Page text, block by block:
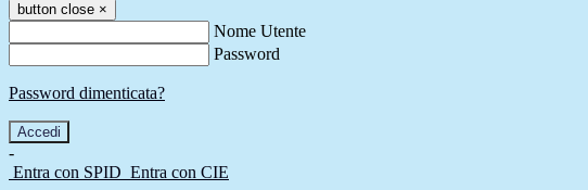
button close ×
Nome Utente
Password
Password dimenticata?
-
Entra con SPID Entra con CIE